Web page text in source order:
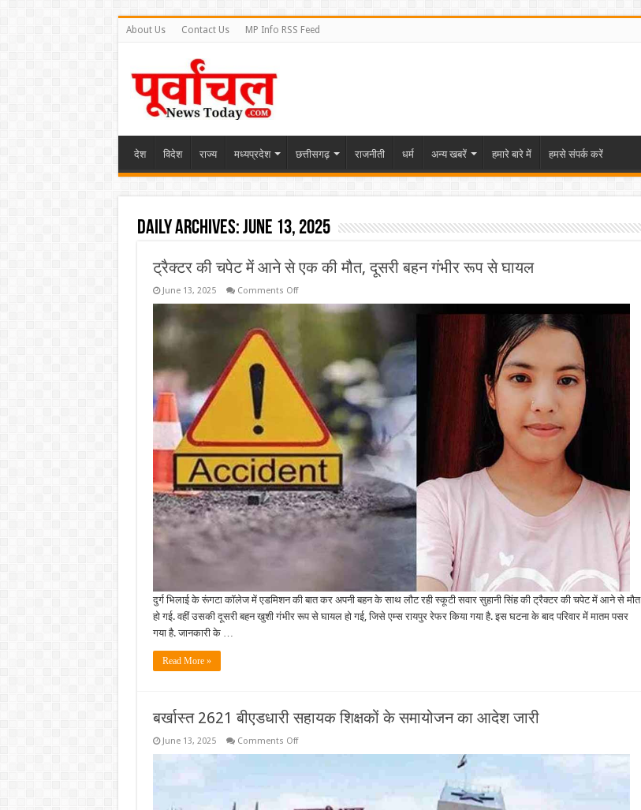
About Us Contact Us MP Info RSS Feed
देश विदेश राज्य मध्यप्रदेश छत्तीसगढ़ राजनीती धर्म अन्य खबरें हमारे बारे में हमसे संपर्क करें
Daily Archives:June 13, 2025
ट्रैक्टर की चपेट में आने से एक की मौत, दूसरी बहन गंभीर रूप से घायल
June 13, 2025 Comments Offon
में
मौत,
दूसरी
बहन
गंभीर
घायल
दुर्ग भिलाई के रूंगटा कॉलेज में एडमिशन की बात कर अपनी बहन के साथ लौट रही स्कूटी सवार सुहानी सिंह की ट्रैक्टर की चपेट में आने से मौत
हो गई. वहीं उसकी दूसरी बहन खुशी गंभीर रूप से घायल हो गई, जिसे एम्स रायपुर रेफर किया गया है. इस घटना के बाद परिवार में मातम पसर
गया है. जानकारी के …
Read More »
बर्खास्त 2621 बीएडधारी सहायक शिक्षकों के समायोजन का आदेश जारी
June 13, 2025 Comments Offon